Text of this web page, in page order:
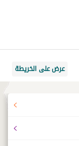
عرض على الخريطة